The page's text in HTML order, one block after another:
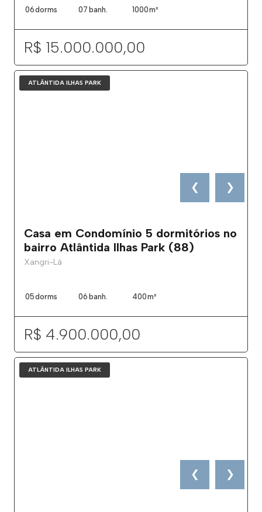
06dorms 07 banh. 1000m²
R$ 15.000.000,00
❮ ❯
ATLÂNTIDA ILHAS PARK
Casa em Condomínio 5 dormitórios no
bairro Atlântida Ilhas Park (88)
Xangri-Lá
05dorms 06 banh. 400m²
R$ 4.900.000,00
❮ ❯
ATLÂNTIDA ILHAS PARK